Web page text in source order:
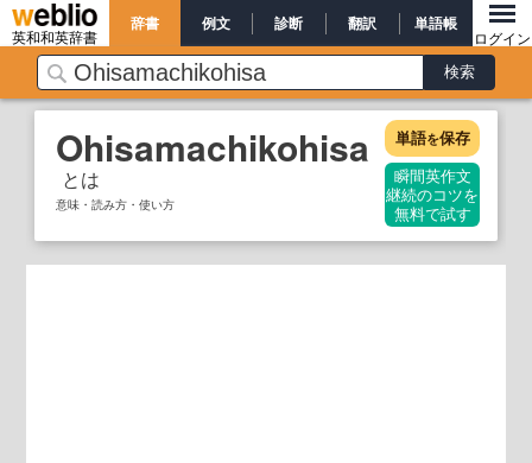
英和和英辞書
辞書 例文 診断 翻訳 単語帳
ログイン
Ohisamachikohisa
とは
意味・読み方・使い方
単語を保存
瞬間英作文
継続のコツを
無料で試す